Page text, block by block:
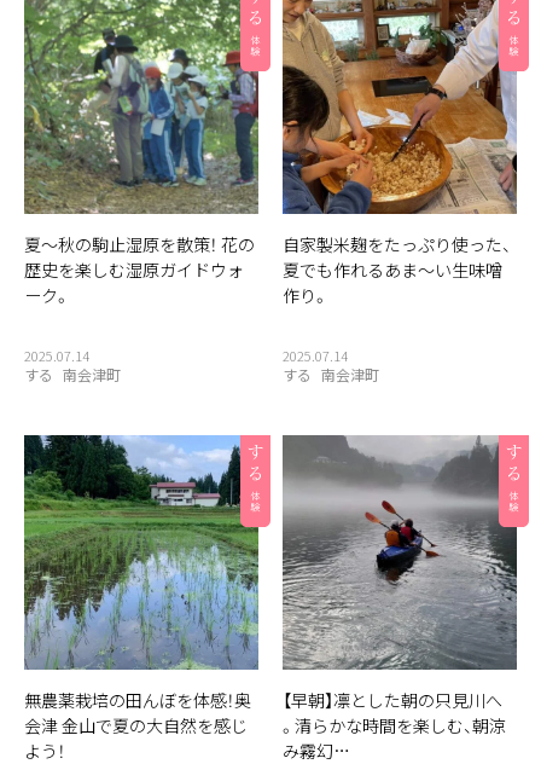
夏〜秋の駒止湿原を散策！ 花の
歴史を楽しむ湿原ガイドウォ
ーク。
2025.07.14
する 南会津町
自家製米麹をたっぷり使った、
夏でも作れるあま〜い生味噌
作り。
2025.07.14
する 南会津町
無農薬栽培の田んぼを体感！奥
会津 金山で夏の大自然を感じ
よう！
【早朝】凛とした朝の只見川へ
。清らかな時間を楽しむ、朝涼
み霧幻…